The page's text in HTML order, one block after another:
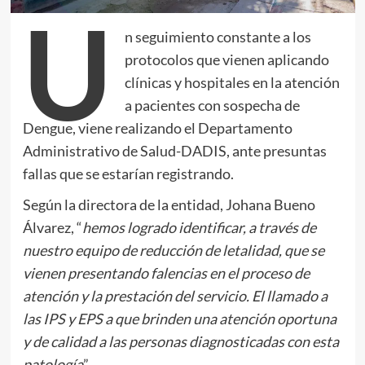
U
n seguimiento constante a los
protocolos que vienen aplicando
clínicas y hospitales en la atención
a pacientes con sospecha de
Dengue, viene realizando el Departamento
Administrativo de Salud-DADIS, ante presuntas
fallas que se estarían registrando.
Según la directora de la entidad, Johana Bueno
Álvarez, “hemos logrado identificar, a través de
nuestro equipo de reducción de letalidad, que se
vienen presentando falencias en el proceso de
atención y la prestación del servicio. El llamado a
las IPS y EPS a que brinden una atención oportuna
y de calidad a las personas diagnosticadas con esta